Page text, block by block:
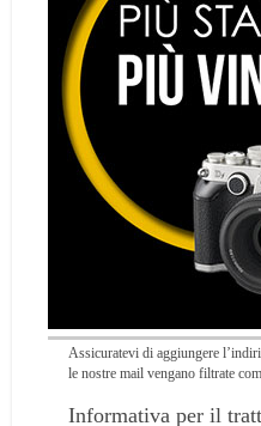
Assicuratevi di aggiungere
le nostre mail vengano filtrate
Informativa per il